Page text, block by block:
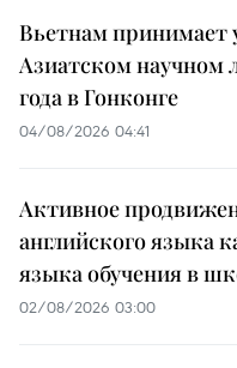
Вьетнам принимает
Азиатском научном
года в Гонконге
04/08/2026 04:41
Активное
английского языка
языка обучения в
02/08/2026 03:00